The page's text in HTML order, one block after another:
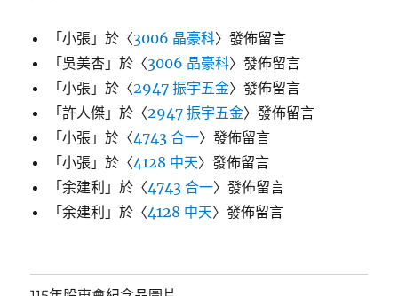
「小張 」於〈3006 晶豪科〉發佈留言
「吳美杏 」於〈3006 晶豪科〉發佈留言
「小張 」於〈2947 振宇五金〉發佈留言
「許人傑 」於〈2947 振宇五金〉發佈留言
「小張 」於〈4743 合一〉發佈留言
「小張 」於〈4128 中天〉發佈留言
「余建利 」於〈4743 合一〉發佈留言
「余建利 」於〈4128 中天〉發佈留言